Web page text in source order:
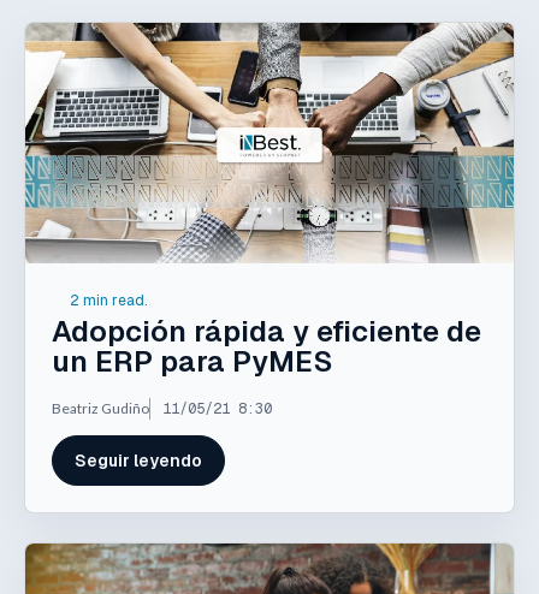
2 min read.
Adopción rápida y eficiente de
un ERP para PyMES
Beatriz Gudiño 11/05/21 8:30
Seguir leyendo